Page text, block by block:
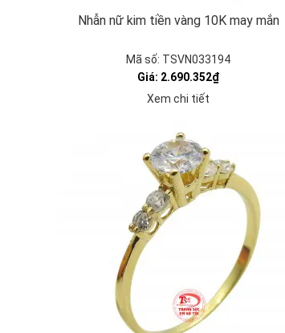
Nhẫn nữ kim tiền vàng 10K may mắn
Mã số: TSVN033194
Giá: 2.690.352₫
Xem chi tiết